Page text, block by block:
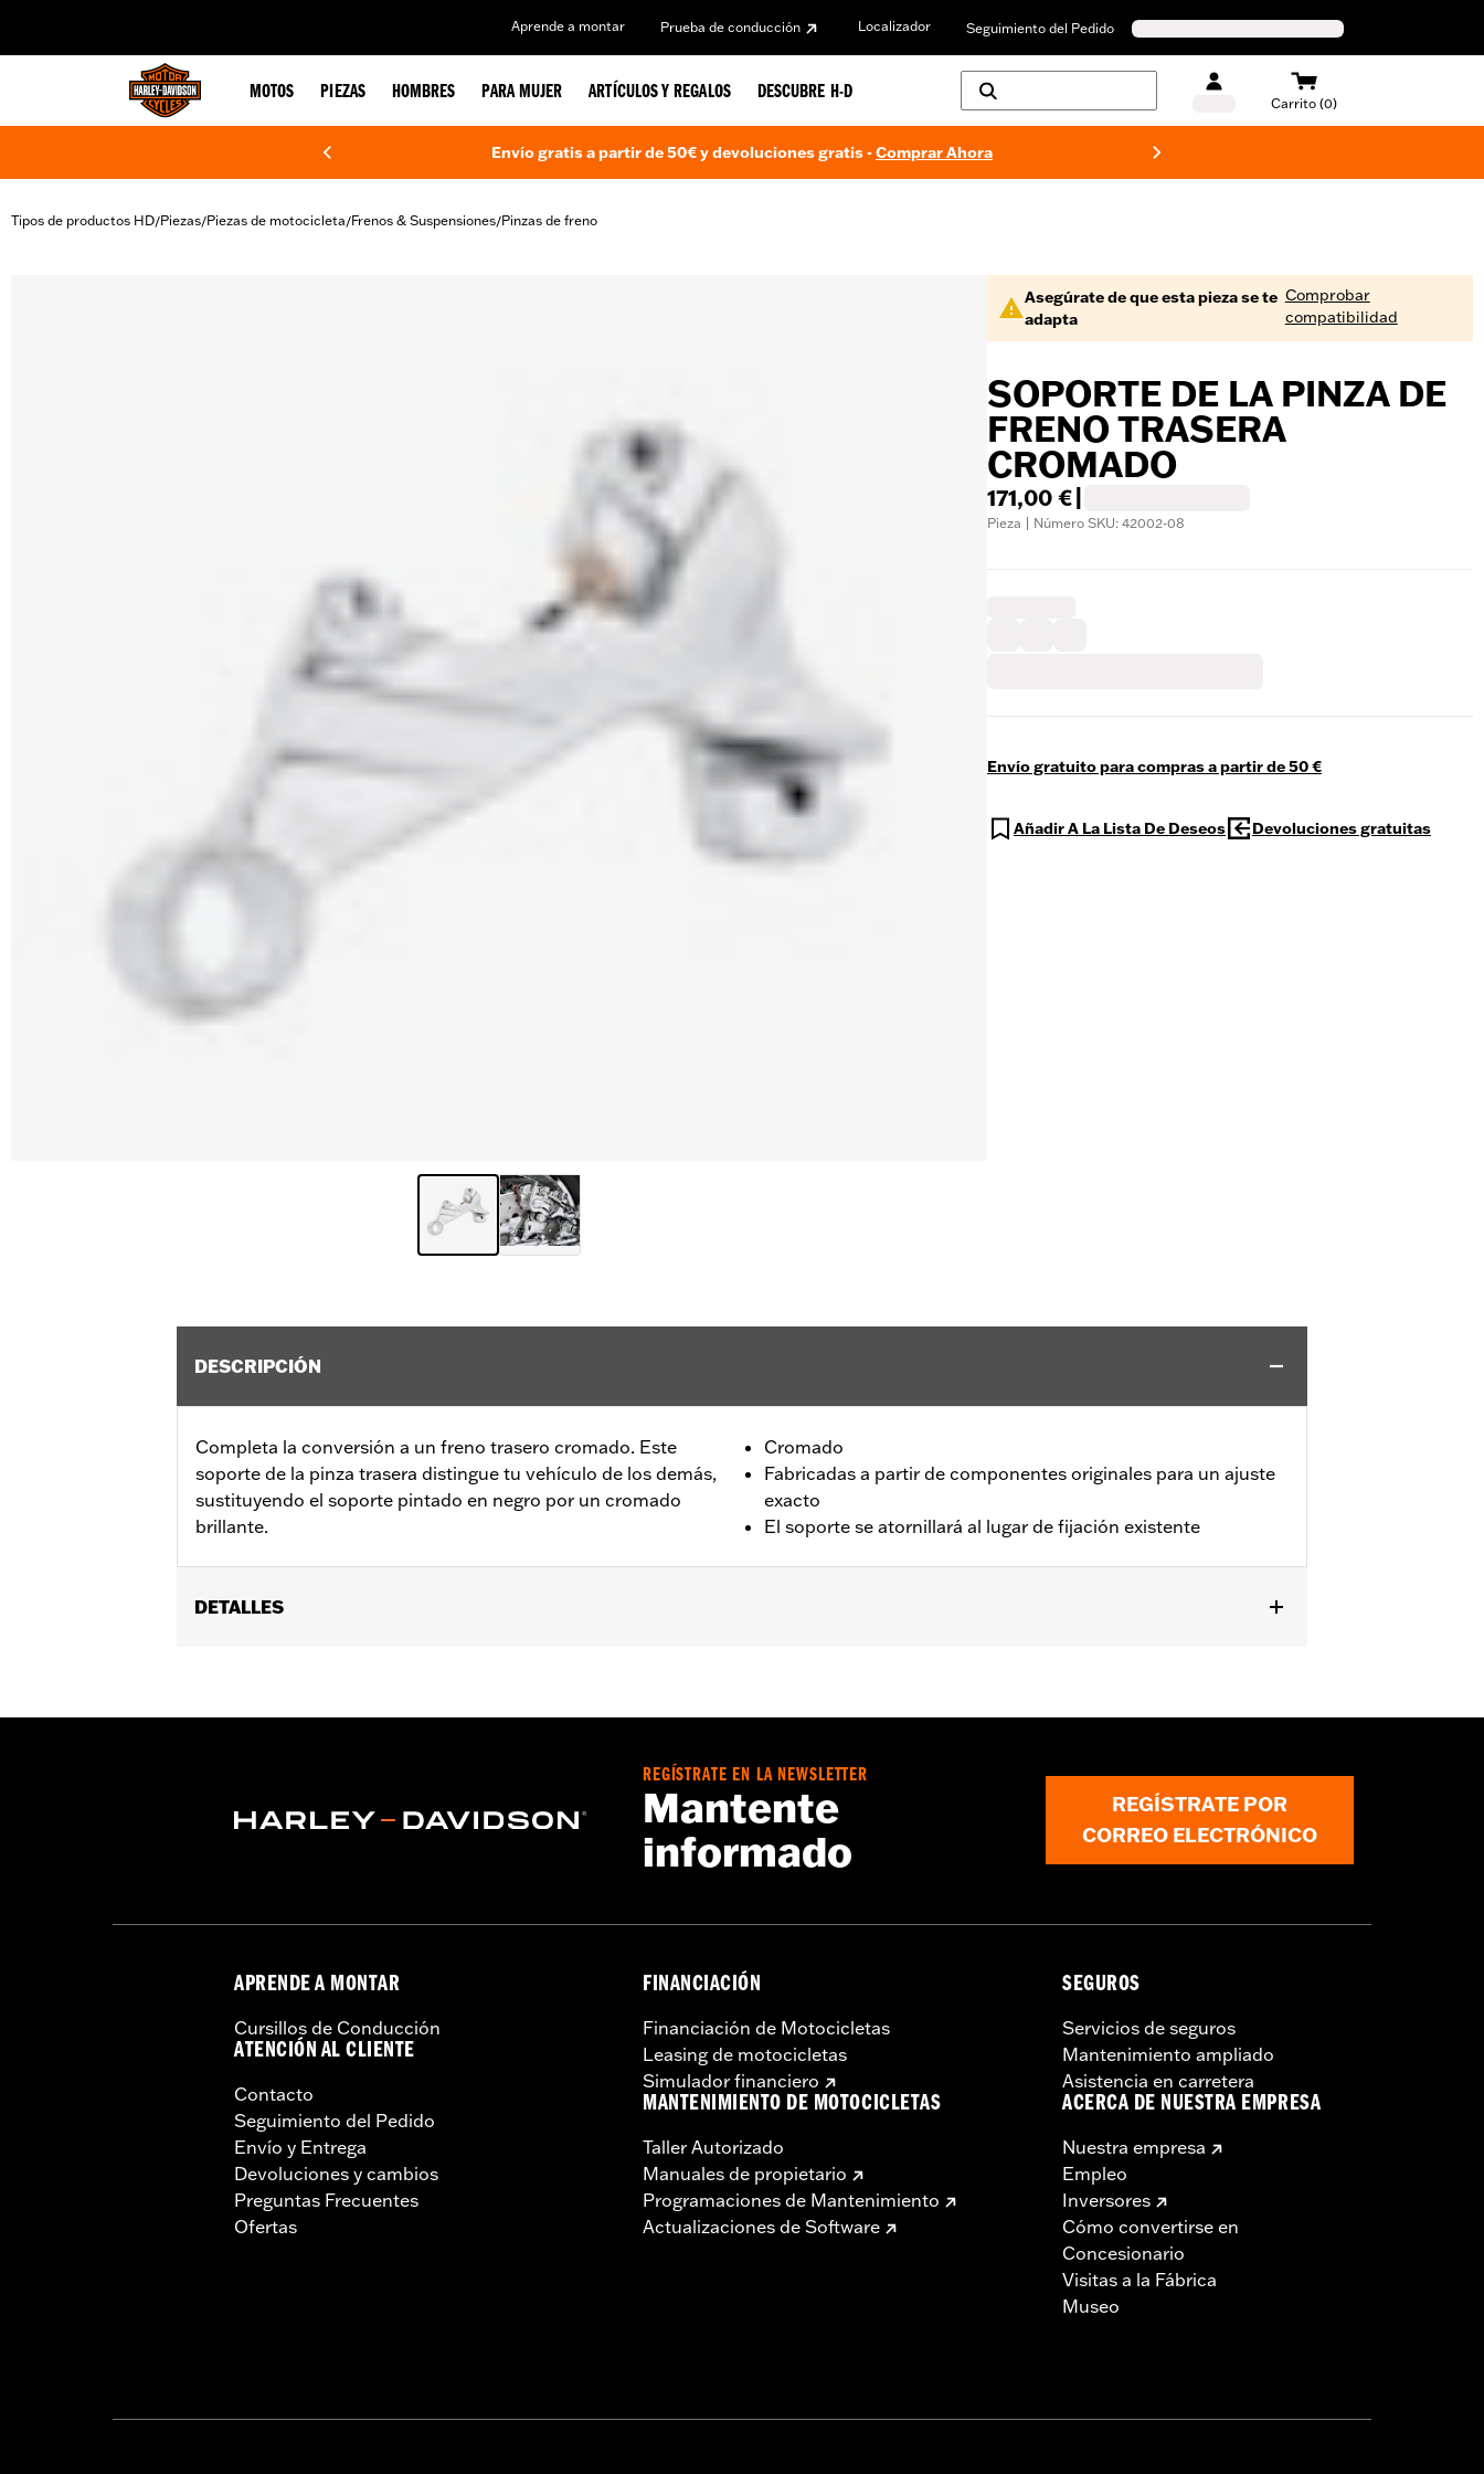
Aprende a montar Prueba de conducción Localizador Seguimiento del Pedido
MOTOS PIEZAS HOMBRES PARA MUJER ARTÍCULOS Y REGALOS DESCUBRE H-D
Carrito (0)
Envío gratis a partir de 50€ y devoluciones gratis -Comprar Ahora
Tipos de productos HD/Piezas/Piezas de motocicleta/Frenos & Suspensiones/Pinzas de freno
Asegúrate de que esta pieza se te
adapta
Comprobar
compatibilidad
SOPORTE DE LA PINZA DE
FRENO TRASERA
CROMADO
171,00 €
Pieza | Número SKU: 42002-08
Envío gratuito para compras a partir de 50 €
Añadir A La Lista De Deseos Devoluciones gratuitas
DESCRIPCIÓN
Completa la conversión a un freno trasero cromado. Este
soporte de la pinza trasera distingue tu vehículo de los demás,
sustituyendo el soporte pintado en negro por un cromado
brillante.
Cromado
Fabricadas a partir de componentes originales para un ajuste
exacto
El soporte se atornillará al lugar de fijación existente
DETALLES
Posición en la moto:Trasero
REGÍSTRATE EN LA NEWSLETTER
Mantente
informado
REGÍSTRATE POR
CORREO ELECTRÓNICO
APRENDE A MONTAR
Cursillos de Conducción
ATENCIÓN AL CLIENTE
Contacto
Seguimiento del Pedido
Envío y Entrega
Devoluciones y cambios
Preguntas Frecuentes
Ofertas
FINANCIACIÓN
Financiación de Motocicletas
Leasing de motocicletas
Simulador financiero
MANTENIMIENTO DE MOTOCICLETAS
Taller Autorizado
Manuales de propietario
Programaciones de Mantenimiento
Actualizaciones de Software
SEGUROS
Servicios de seguros
Mantenimiento ampliado
Asistencia en carretera
ACERCA DE NUESTRA EMPRESA
Nuestra empresa
Empleo
Inversores
Cómo convertirse en
Concesionario
Visitas a la Fábrica
Museo